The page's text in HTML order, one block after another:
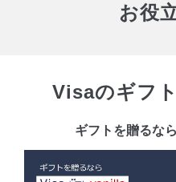
お役
Visaのギフ
ギフトを贈るな